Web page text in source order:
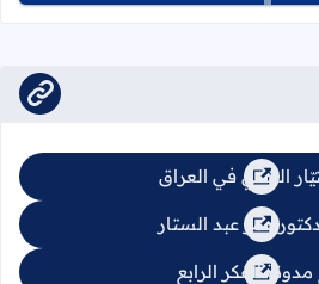
السُني في العراق
عمر عبد الستار
الفكر الرابع